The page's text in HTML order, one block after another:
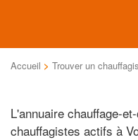
Accueil > Trouver un
L'annuaire chauffage-
chauffagistes actifs à